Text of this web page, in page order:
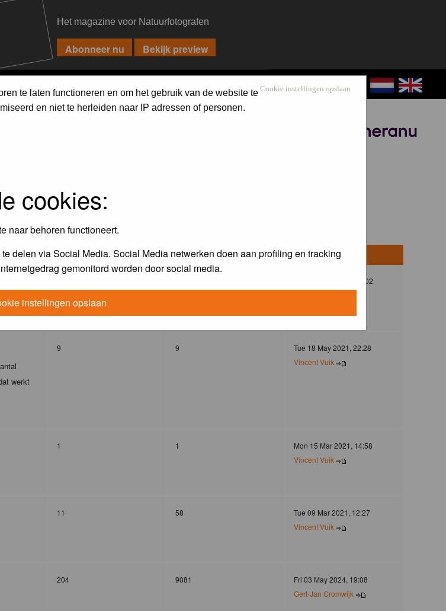
Het magazine voor Natuurfotografen
Cookie instellingen opslaan
te laten functioneren en om het gebruik van de website te
en niet te herleiden naar IP adressen of personen.
cookies:
naar behoren functioneert.
delen via Social Media. Social Media netwerken doen aan profiling en tracking
gemonitord worden door social media.
instellingen opslaan
Topics Posts Last Post
Mon 30 Dec 2024, 21:02
werkt
9 9
Tue 18 May 2021, 22:28
Vincent Vuik
1 1
Mon 15 Mar 2021, 14:58
Vincent Vuik
11 58
Tue 09 Mar 2021, 12:27
Vincent Vuik
204 9081
Fri 03 May 2024, 19:08
Gert-Jan Cromwijk